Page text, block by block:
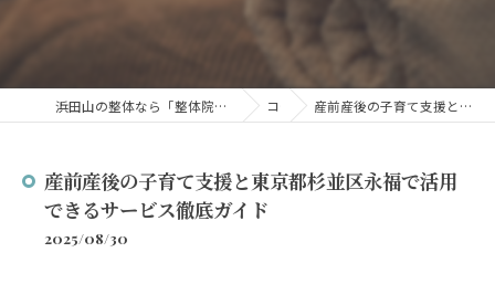
浜田山の整体なら「整体院メグシス」肩こり・腰痛・自律神経の悩みを睡眠から改善 コラム 産前産後の子育て支援と東京都杉並区永福で活用できるサービス徹底ガイド
産前産後の子育て支援と東京都杉並区永福で活用
できるサービス徹底ガイド
2025/08/30